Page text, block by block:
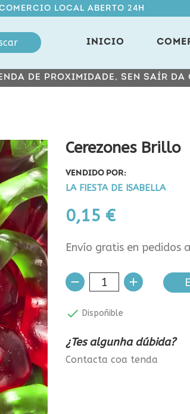
LOCAL ABERTO 24H
INICIO
DE PROXIMIDADE, SEN SAÍR DA
Cerezones Brillo
VENDIDO POR:
LA FIESTA DE ISABELLA
0,15 €
Envío gratis en pedidos
 Dispoñible
¿Tes algunha dúbida?
Contacta coa tenda